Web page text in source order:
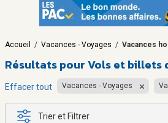
Accueil / Vacances - Voyages / Vacances
Résultats pourVols et billets
Effacer tout Vacances - Voyages
Trier et Filtrer